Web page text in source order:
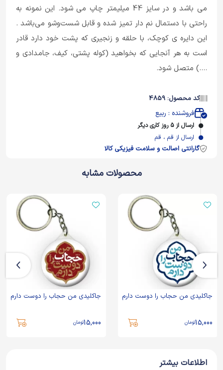
می باشد و در سایز 44 میلیمتر چاپ می شود. این نمونه به
راحتی با دستمال نم دار تمیز شده و قابل شست‌وشو می‌باشد .
این دایره ی کوچک، با حلقه و زنجیری که پشت خود دارد قادر
است به هر آنجایی که بخواهید (کوله پشتی، کیف، جامدادی و
....) متصل شود.
کد محصول: 4859
فروشنده : ربیع
ارسال از 5 روز کاری دیگر
ارسال از قم ، قم
گارانتی اصالت و سلامت فیزیکی کالا
محصولات مشابه
جاکلیدی من حجاب را دوست دارم
15,000تومان
جاکلیدی من حجاب را دوست دارم
15,000تومان
اطلاعات بیشتر